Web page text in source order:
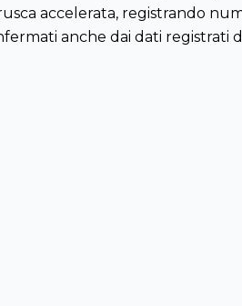
accelerata, registrando
anche dai dati registrati